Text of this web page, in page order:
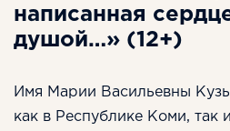
написанная
душой…» (12+)
Имя Марии Васильевны
как в Республике Коми, так